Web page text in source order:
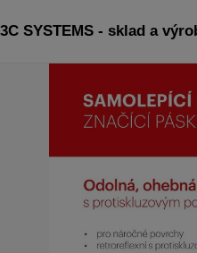
3C SYSTEMS - sklad a